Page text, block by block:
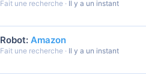
Fait une recherche Il y a un instant
Robot: Amazon
Fait une recherche Il y a un instant